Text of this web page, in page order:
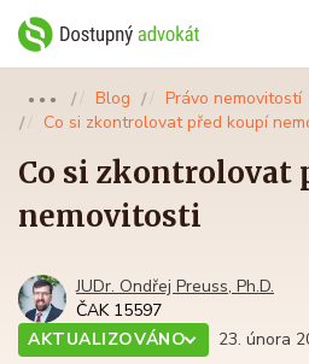
●●● Blog
Právo nemovitostí
Co si zkontrolovat před koupí
Co si zkontrolovat
nemovitosti
JUDr. Ondřej Preuss, Ph.D.
ČAK 15597
AKTUALIZOVÁNO
23. února